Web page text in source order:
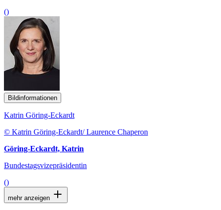
()
Bildinformationen
Katrin Göring-Eckardt
© Katrin Göring-Eckardt/ Laurence Chaperon
Göring-Eckardt, Katrin
Bundestagsvizepräsidentin
()
mehr anzeigen